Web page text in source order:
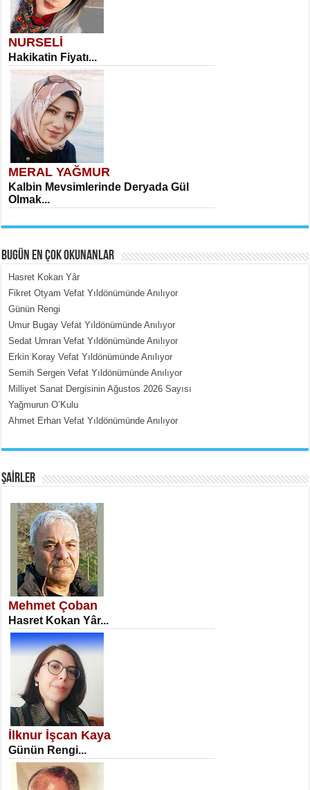
NURSELİ
Hakikatin Fiyatı...
MERAL YAĞMUR
Kalbin Mevsimlerinde Deryada Gül
Olmak...
MEHMET ÇOBAN
İçerdeki Put Dışardaki Maskeler...
SATILMIŞ ÜMİT ÇETİNKAYA
Erkenlik...
NECLA DİLEK ARSLAN
Öğretmenler Günü Mahkemesi...
BUGÜN EN ÇOK OKUNANLAR
Hasret Kokan Yâr
Fikret Otyam Vefat Yıldönümünde Anılıyor
Günün Rengi
Umur Bugay Vefat Yıldönümünde Anılıyor
Sedat Umran Vefat Yıldönümünde Anılıyor
Erkin Koray Vefat Yıldönümünde Anılıyor
Semih Sergen Vefat Yıldönümünde Anılıyor
Milliyet Sanat Dergisinin Ağustos 2026 Sayısı
Yağmurun O’Kulu
Ahmet Erhan Vefat Yıldönümünde Anılıyor
ŞAİRLER
Mehmet Çoban
Hasret Kokan Yâr...
İlknur İşcan Kaya
Günün Rengi...